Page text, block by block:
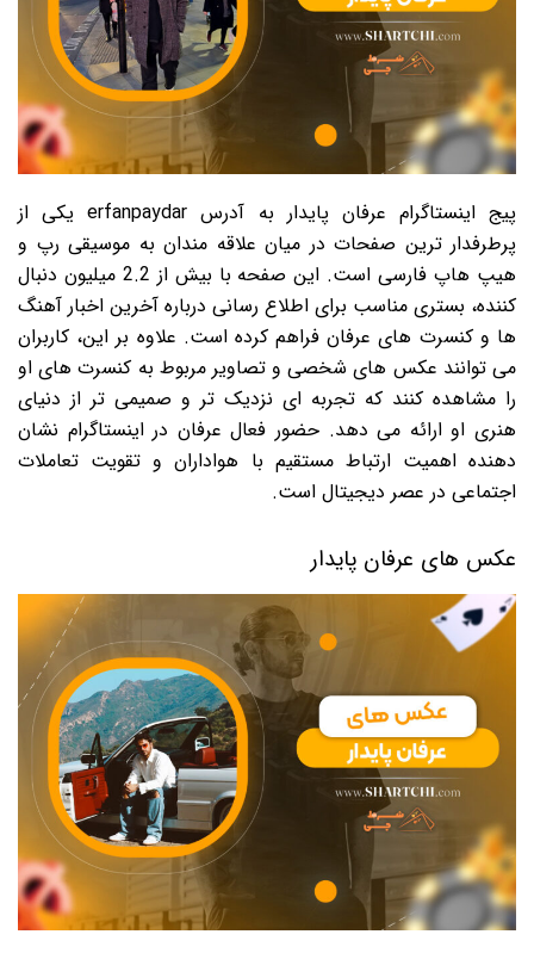
پیج اینستاگرام عرفان پایدار به آدرس erfanpaydar یکی از
پرطرفدار ترین صفحات در میان علاقه مندان به موسیقی رپ و
هیپ هاپ فارسی است. این صفحه با بیش از 2.2 میلیون دنبال
کننده، بستری مناسب برای اطلاع رسانی درباره آخرین اخبار آهنگ
ها و کنسرت های عرفان فراهم کرده است. علاوه بر این، کاربران
می توانند عکس های شخصی و تصاویر مربوط به کنسرت های او
را مشاهده کنند که تجربه ای نزدیک تر و صمیمی تر از دنیای
هنری او ارائه می دهد. حضور فعال عرفان در اینستاگرام نشان
دهنده اهمیت ارتباط مستقیم با هواداران و تقویت تعاملات
اجتماعی در عصر دیجیتال است.
عکس های عرفان پایدار